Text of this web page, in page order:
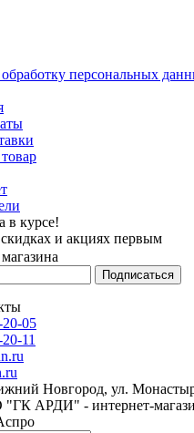
обработку персональных
в курсе!
и акциях первым
05
11
Новгород, ул.
АРДИ" - интернет-